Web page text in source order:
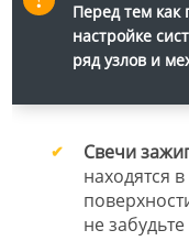
Перед тем как
настройке
ряд узлов и
Свечи
находятся
не